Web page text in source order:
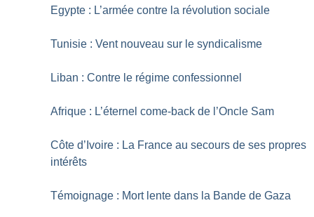
Egypte : L’armée contre la révolution sociale
Tunisie : Vent nouveau sur le syndicalisme
Liban : Contre le régime confessionnel
Afrique : L’éternel come-back de l’Oncle Sam
Côte d’Ivoire : La France au secours de ses propres
intérêts
Témoignage : Mort lente dans la Bande de Gaza